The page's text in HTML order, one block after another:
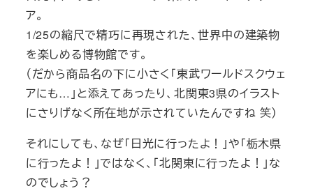
ア。
1/25の縮尺で精巧に再現された、世界中の建築物
を楽しめる博物館です。
（だから商品名の下に小さく「東武ワールドスクウェ
アにも…」と添えてあったり、北関東3県のイラスト
にさりげなく所在地が示されていたんですね 笑）
それにしても、なぜ「日光に行ったよ！」や「栃木県
に行ったよ！」ではなく、「北関東に行ったよ！」な
のでしょう？